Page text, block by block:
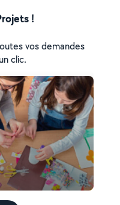
!
vos demandes
clic.